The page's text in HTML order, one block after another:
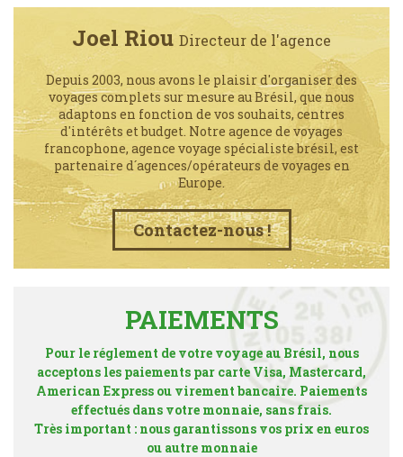
Joel Riou Directeur de l'agence
Depuis 2003, nous avons le plaisir d'organiser des
voyages complets sur mesure au Brésil, que nous
adaptons en fonction de vos souhaits, centres
d'intérêts et budget. Notre agence de voyages
francophone, agence voyage spécialiste brésil, est
partenaire d´agences/opérateurs de voyages en
Europe.
Contactez-nous !
PAIEMENTS
Pour le réglement de votre voyage au Brésil, nous
acceptons les paiements par carte Visa, Mastercard,
American Express ou virement bancaire. Paiements
effectués dans votre monnaie, sans frais.
Très important : nous garantissons vos prix en euros
ou autre monnaie